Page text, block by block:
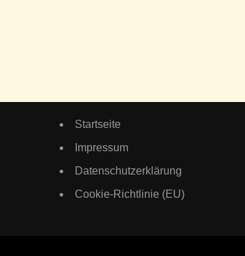
Startseite
Impressum
Datenschutzerklärung
Cookie-Richtlinie (EU)